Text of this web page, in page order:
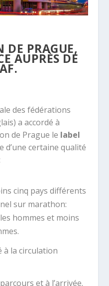
DE PRAGUE,
AUPRÈS DE
des fédérations
a accordé à
de Prague le label
d’une certaine qualité
cinq pays différents
sur marathon:
hommes et moins
à la circulation
et à l’arrivée.